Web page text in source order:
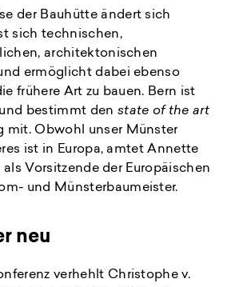
der Bauhütte ändert sich
sich technischen,
architektonischen
ermöglicht dabei ebenso
frühere Art zu bauen. Bern ist
bestimmt den state of the art
mit. Obwohl unser Münster
ist in Europa, amtet Annette
Vorsitzende der Europäischen
und Münsterbaumeister.
neu
verhehlt Christophe v.